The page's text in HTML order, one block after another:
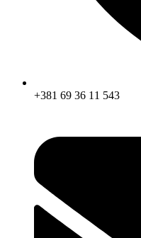
+381 69 36 11 543